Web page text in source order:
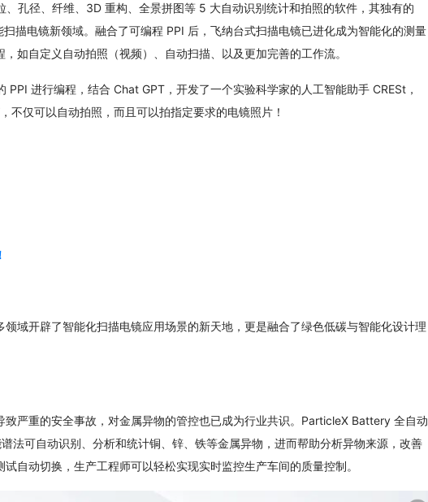
孔径、纤维、3D 重构、全景拼图等 5 大自动识别统计和拍照的软件，其独有的
描电镜新领域。融合了可编程 PPI 后，飞纳台式扫描电镜已进化成为智能化的测量
如自定义自动拍照（视频）、自动扫描、以及更加完善的工作流。
PPI 进行编程，结合 Chat GPT，开发了一个实验科学家的人工智能助手 CRESt，
不仅可以自动拍照，而且可以拍指定要求的电镜照片！
域开辟了智能化扫描电镜应用场景的新天地，更是融合了绿色低碳与智能化设计理
严重的安全事故，对金属异物的管控也已成为行业共识。ParticleX Battery 全自动
法可自动识别、分析和统计铜、锌、铁等金属异物，进而帮助分析异物来源，改善
自动切换，生产工程师可以轻松实现实时监控生产车间的质量控制。